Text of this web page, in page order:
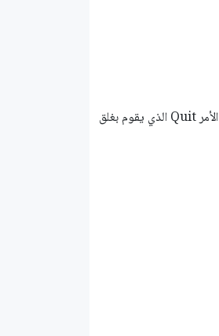
كما تختلف أوامر القائمة السريعة عند تشغيل البرنامج، فيتم إضافة بعض الأوامر الخاصة بالبرنامج إلى جانب الأمر Quit الذي يقوم بغلق